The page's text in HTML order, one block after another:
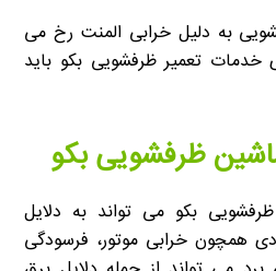
به دلیل خرابی المنت رخ می
خدمات تعمیر ظرفشویی بکو باید
ظرفشویی بکو
بکو می تواند به دلایل
همچون خرابی موتور، فرسودگی